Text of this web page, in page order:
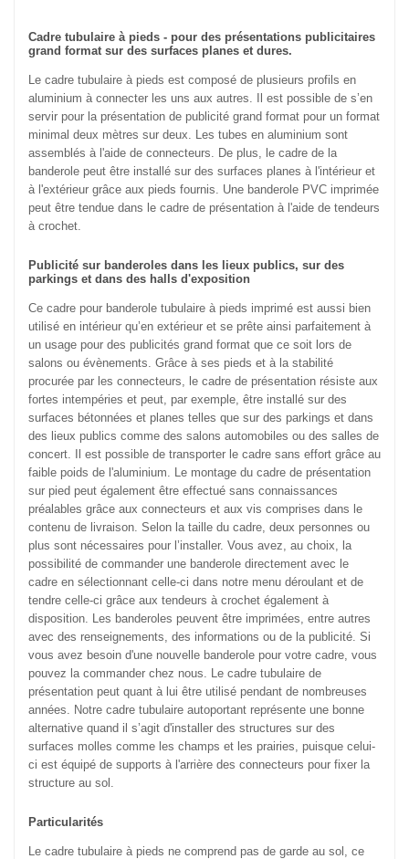
Cadre tubulaire à pieds - pour des présentations publicitaires
grand format sur des surfaces planes et dures.
Le cadre tubulaire à pieds est composé de plusieurs profils en
aluminium à connecter les uns aux autres. Il est possible de s’en
servir pour la présentation de publicité grand format pour un format
minimal deux mètres sur deux. Les tubes en aluminium sont
assemblés à l'aide de connecteurs. De plus, le cadre de la
banderole peut être installé sur des surfaces planes à l'intérieur et
à l'extérieur grâce aux pieds fournis. Une banderole PVC imprimée
peut être tendue dans le cadre de présentation à l'aide de tendeurs
à crochet.
Publicité sur banderoles dans les lieux publics, sur des
parkings et dans des halls d'exposition
Ce cadre pour banderole tubulaire à pieds imprimé est aussi bien
utilisé en intérieur qu’en extérieur et se prête ainsi parfaitement à
un usage pour des publicités grand format que ce soit lors de
salons ou évènements. Grâce à ses pieds et à la stabilité
procurée par les connecteurs, le cadre de présentation résiste aux
fortes intempéries et peut, par exemple, être installé sur des
surfaces bétonnées et planes telles que sur des parkings et dans
des lieux publics comme des salons automobiles ou des salles de
concert. Il est possible de transporter le cadre sans effort grâce au
faible poids de l'aluminium. Le montage du cadre de présentation
sur pied peut également être effectué sans connaissances
préalables grâce aux connecteurs et aux vis comprises dans le
contenu de livraison. Selon la taille du cadre, deux personnes ou
plus sont nécessaires pour l’installer. Vous avez, au choix, la
possibilité de commander une banderole directement avec le
cadre en sélectionnant celle-ci dans notre menu déroulant et de
tendre celle-ci grâce aux tendeurs à crochet également à
disposition. Les banderoles peuvent être imprimées, entre autres
avec des renseignements, des informations ou de la publicité. Si
vous avez besoin d'une nouvelle banderole pour votre cadre, vous
pouvez la commander chez nous. Le cadre tubulaire de
présentation peut quant à lui être utilisé pendant de nombreuses
années. Notre cadre tubulaire autoportant représente une bonne
alternative quand il s’agit d'installer des structures sur des
surfaces molles comme les champs et les prairies, puisque celui-
ci est équipé de supports à l'arrière des connecteurs pour fixer la
structure au sol.
Particularités
Le cadre tubulaire à pieds ne comprend pas de garde au sol, ce